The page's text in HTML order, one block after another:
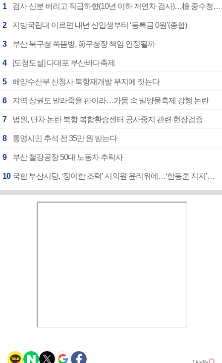
1 검사 신분 버리고 직급하향(10년 이하 저연차 검사)…檢 중수청행 기피
2 지방국립대 이르면 내년 신입생부터 ‘등록금 0원’(종합)
3 부산 북구청 쑥뜸방, 前구청장 책임 인정될까
4 [도청도설] 다대포 부산바다축제
5 해양수산부 신청사 북항재개발 부지에 짓는다
6 지역 상권도 말라죽을 판이라…가뭄 속 밀양물축제 강행 논란
7 법원, 단차 논란 북항 복합환승센터 공사중지 관련 현장검증
8 통영시민 추석 전 35만 원 받는다
9 부산 철강공장 50대 노동자 추락사
10 국힘 부산시당, ‘정이한 조력’ 시의원 윤리위에…‘한동훈 지지’도 신고접수